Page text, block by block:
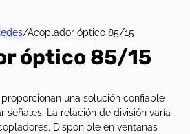
/Acoplador óptico 85/15
óptico 85/15
una solución confiable
señales. La relación de división varía
Disponible en ventanas